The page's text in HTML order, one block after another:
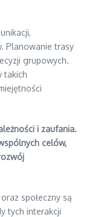
Planowanie trasy
grupowych.
takich
i zaufania.
celów,
społeczny są
tych interakcji